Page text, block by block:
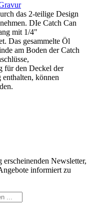
das 2-teilige Design
DIe Catch Can
mit 1/4"
Das gesammelte Öl
am Boden der Catch
für den Deckel der
können
Newsletter,
informiert zu